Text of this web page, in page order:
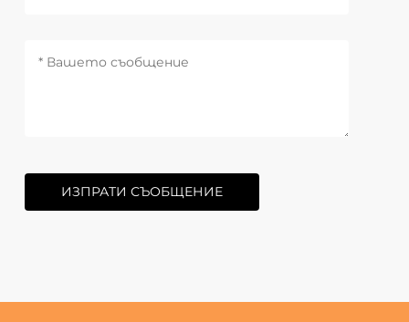
ИЗПРАТИ СЪОБЩЕНИЕ